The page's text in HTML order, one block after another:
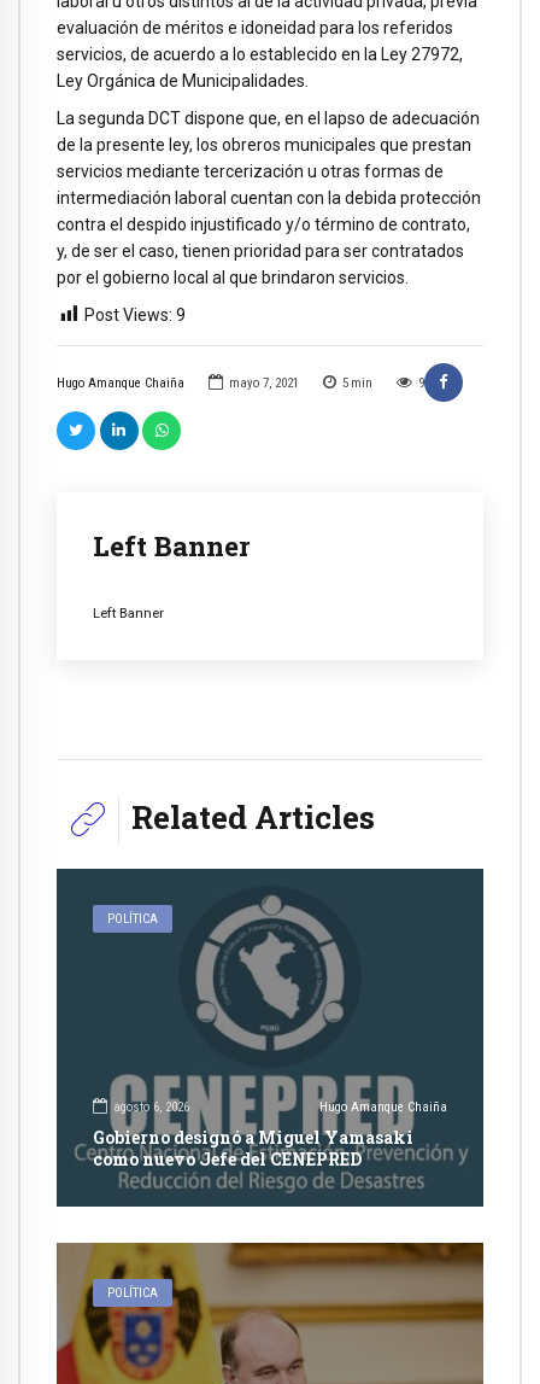
Hugo Amanque Chaiña mayo 7, 2021 5 min 9
Left Banner
Left Banner
evaluación de méritos e idoneidad para los referidos
servicios, de acuerdo a lo establecido en la Ley 27972,
Ley Orgánica de Municipalidades.
La segunda DCT dispone que, en el lapso de adecuación
de la presente ley, los obreros municipales que prestan
servicios mediante tercerización u otras formas de
intermediación laboral cuentan con la debida protección
contra el despido injustificado y/o término de contrato,
y, de ser el caso, tienen prioridad para ser contratados
por el gobierno local al que brindaron servicios.
Post Views: 9
Related Articles
POLÍTICA
agosto 6, 2026 Hugo Amanque Chaiña
Gobierno designó a Miguel Yamasaki
como nuevo Jefe del CENEPRED
POLÍTICA